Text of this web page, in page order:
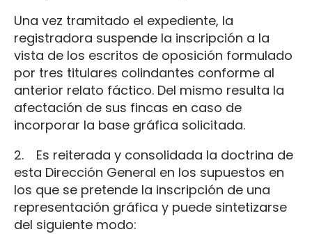
Una vez tramitado el expediente, la
registradora suspende la inscripción a la
vista de los escritos de oposición formulado
por tres titulares colindantes conforme al
anterior relato fáctico. Del mismo resulta la
afectación de sus fincas en caso de
incorporar la base gráfica solicitada.
2. Es reiterada y consolidada la doctrina de
esta Dirección General en los supuestos en
los que se pretende la inscripción de una
representación gráfica y puede sintetizarse
del siguiente modo: